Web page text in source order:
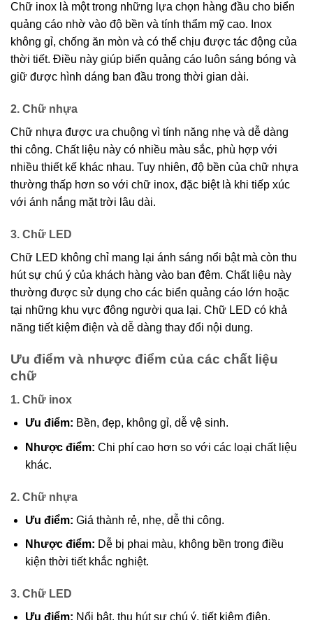
Chữ inox là một trong những lựa chọn hàng đầu cho biển
quảng cáo nhờ vào độ bền và tính thẩm mỹ cao. Inox
không gỉ, chống ăn mòn và có thể chịu được tác động của
thời tiết. Điều này giúp biển quảng cáo luôn sáng bóng và
giữ được hình dáng ban đầu trong thời gian dài.
2. Chữ nhựa
Chữ nhựa được ưa chuộng vì tính năng nhẹ và dễ dàng
thi công. Chất liệu này có nhiều màu sắc, phù hợp với
nhiều thiết kế khác nhau. Tuy nhiên, độ bền của chữ nhựa
thường thấp hơn so với chữ inox, đặc biệt là khi tiếp xúc
với ánh nắng mặt trời lâu dài.
3. Chữ LED
Chữ LED không chỉ mang lại ánh sáng nổi bật mà còn thu
hút sự chú ý của khách hàng vào ban đêm. Chất liệu này
thường được sử dụng cho các biển quảng cáo lớn hoặc
tại những khu vực đông người qua lại. Chữ LED có khả
năng tiết kiệm điện và dễ dàng thay đổi nội dung.
Ưu điểm và nhược điểm của các chất liệu
chữ
1. Chữ inox
Ưu điểm: Bền, đẹp, không gỉ, dễ vệ sinh.
Nhược điểm: Chi phí cao hơn so với các loại chất liệu
khác.
2. Chữ nhựa
Ưu điểm: Giá thành rẻ, nhẹ, dễ thi công.
Nhược điểm: Dễ bị phai màu, không bền trong điều
kiện thời tiết khắc nghiệt.
3. Chữ LED
Ưu điểm: Nổi bật, thu hút sự chú ý, tiết kiệm điện.